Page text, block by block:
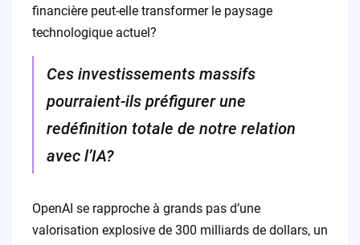
financière peut-elle transformer le paysage
technologique actuel?
Ces investissements massifs
pourraient-ils préfigurer une
redéfinition totale de notre relation
avec l’IA?
OpenAI se rapproche à grands pas d’une
valorisation explosive de 300 milliards de dollars, un